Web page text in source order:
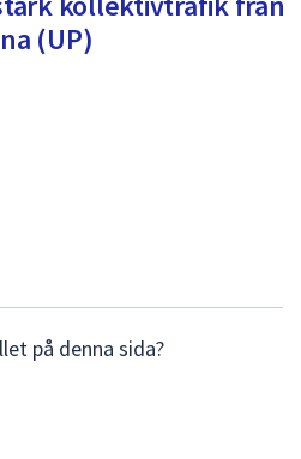
något
(UP)
på denna sida?